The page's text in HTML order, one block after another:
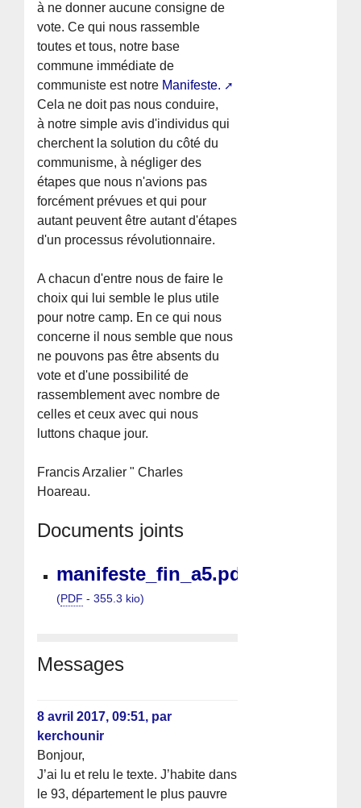
à ne donner aucune consigne de
vote. Ce qui nous rassemble
toutes et tous, notre base
commune immédiate de
communiste est notre Manifeste.
Cela ne doit pas nous conduire,
à notre simple avis d'individus qui
cherchent la solution du côté du
communisme, à négliger des
étapes que nous n'avions pas
forcément prévues et qui pour
autant peuvent être autant d'étapes
d'un processus révolutionnaire.
A chacun d'entre nous de faire le
choix qui lui semble le plus utile
pour notre camp. En ce qui nous
concerne il nous semble que nous
ne pouvons pas être absents du
vote et d'une possibilité de
rassemblement avec nombre de
celles et ceux avec qui nous
luttons chaque jour.
Francis Arzalier " Charles
Hoareau.
Documents joints
manifeste_fin_a5.pdf
(PDF -355.3 kio)
Messages
8 avril 2017, 09:51, par
kerchounir
Bonjour,
J’ai lu et relu le texte. J’habite dans
le 93, département le plus pauvre